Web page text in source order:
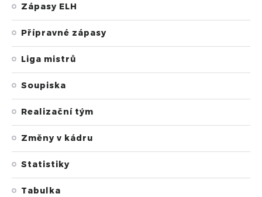
Zápasy ELH
Přípravné zápasy
Liga mistrů
Soupiska
Realizační tým
Změny v kádru
Statistiky
Tabulka